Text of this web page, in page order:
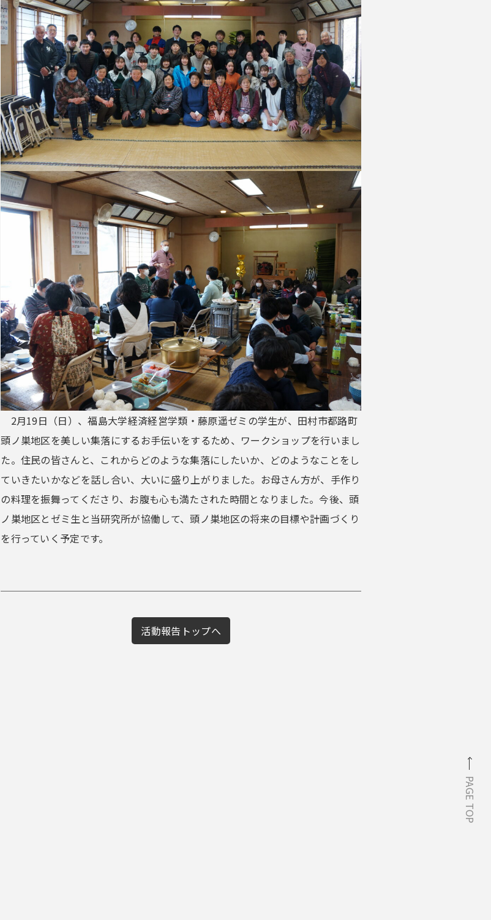
2月19日（日）、福島大学経済経営学類・藤原遥ゼミの学生が、田村市都路町
頭ノ巣地区を美しい集落にするお手伝いをするため、ワークショップを行いまし
た。住民の皆さんと、これからどのような集落にしたいか、どのようなことをし
ていきたいかなどを話し合い、大いに盛り上がりました。お母さん方が、手作り
の料理を振舞ってくださり、お腹も心も満たされた時間となりました。今後、頭
ノ巣地区とゼミ生と当研究所が協働して、頭ノ巣地区の将来の目標や計画づくり
を行っていく予定です。
活動報告トップへ
PAGE TOP